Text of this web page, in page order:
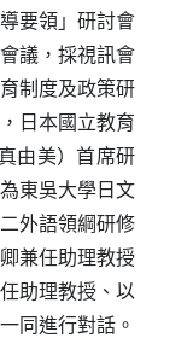
要領」研討會
議，採視訊會
制度及政策研
日本國立教育
由美）首席研
東吳大學日文
外語領綱研修
兼任助理教授
助理教授、以
同進行對話。